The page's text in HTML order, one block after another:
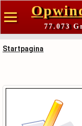
77.073
Startpagina